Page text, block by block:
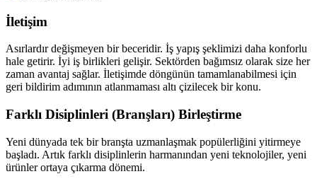
İletişim
Asırlardır değişmeyen bir beceridir. İş yapış şeklimizi daha konforlu
hale getirir. İyi iş birlikleri gelişir. Sektörden bağımsız olarak size her
zaman avantaj sağlar. İletişimde döngünün tamamlanabilmesi için
geri bildirim adımının atlanmaması altı çizilecek bir konu.
Farklı Disiplinleri (Branşları) Birleştirme
Yeni dünyada tek bir branşta uzmanlaşmak popülerliğini yitirmeye
başladı. Artık farklı disiplinlerin harmanından yeni teknolojiler, yeni
ürünler ortaya çıkarma dönemi.